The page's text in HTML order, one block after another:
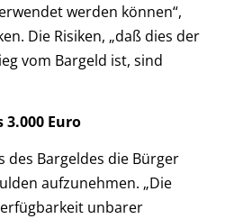
werden können“,
Die Risiken, „daß dies der
vom Bargeld ist, sind
3.000 Euro
des Bargeldes die Bürger
aufzunehmen. „Die
unbarer